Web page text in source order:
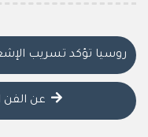
روسيا تؤكد تسريب
عن الفن